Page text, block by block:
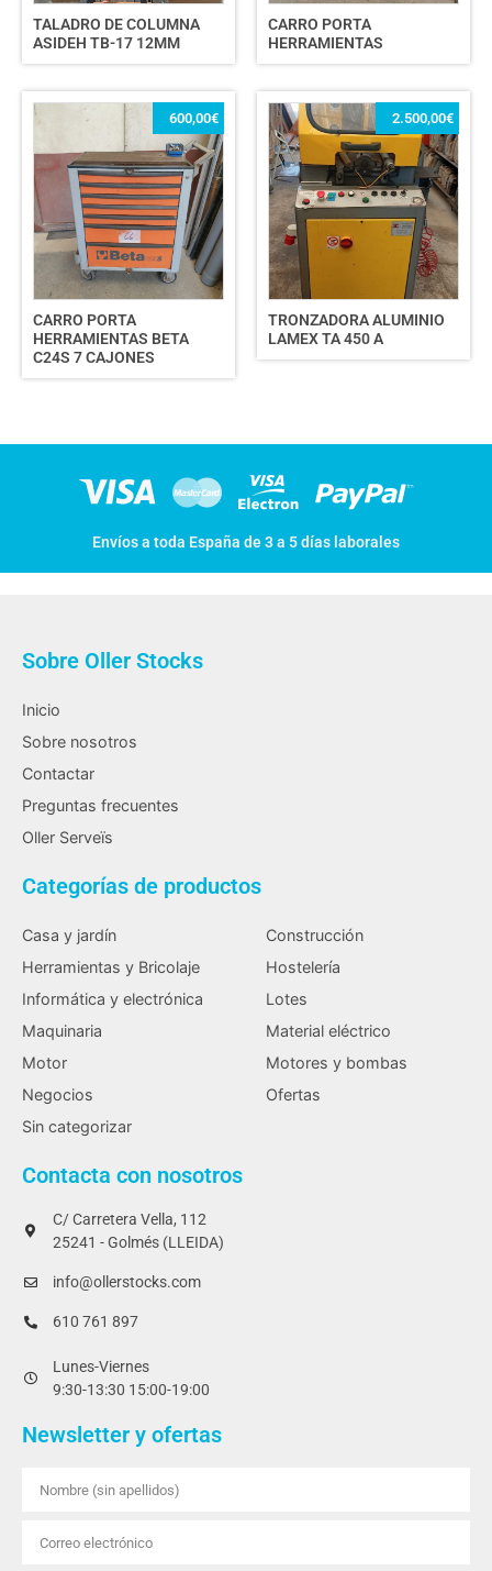
TALADRO DE COLUMNA
ASIDEH TB-17 12MM
CARRO PORTA
HERRAMIENTAS
CARRO PORTA
HERRAMIENTAS BETA
C24S 7 CAJONES
600,00€
TRONZADORA ALUMINIO
LAMEX TA 450 A
2.500,00€
Envíos a toda España de 3 a 5 días laborales
Sobre Oller Stocks
Inicio
Sobre nosotros
Contactar
Preguntas frecuentes
Oller Serveïs
Categorías de productos
Casa y jardín
Construcción
Herramientas y Bricolaje
Hostelería
Informática y electrónica
Lotes
Maquinaria
Material eléctrico
Motor
Motores y bombas
Negocios
Ofertas
Sin categorizar
Contacta con nosotros
C/ Carretera Vella, 112
25241 - Golmés (LLEIDA)
info@ollerstocks.com
610 761 897
Lunes-Viernes
9:30-13:30 15:00-19:00
Newsletter y ofertas